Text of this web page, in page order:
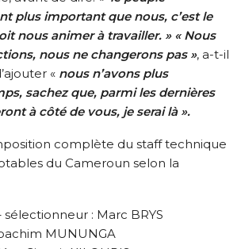
plus important que nous, c’est le
nous animer à travailler. » « Nous
nous ne changerons pas », a-t-il
« nous n’avons plus
sachez que, parmi les dernières
à côté de vous, je serai là ».
complète du staff technique
du Cameroun selon la
sélectionneur : Marc BRYS
MUNUNGA